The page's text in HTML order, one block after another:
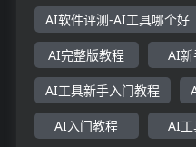
AI软件评测-AI工具哪个好
AI完整版教程 AI新
AI工具新手入门教程
AI入门教程 AI工